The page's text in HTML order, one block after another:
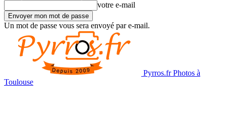
votre e-mail
Un mot de passe vous sera envoyé par e-mail.
Pyrros.fr Photos à
Toulouse